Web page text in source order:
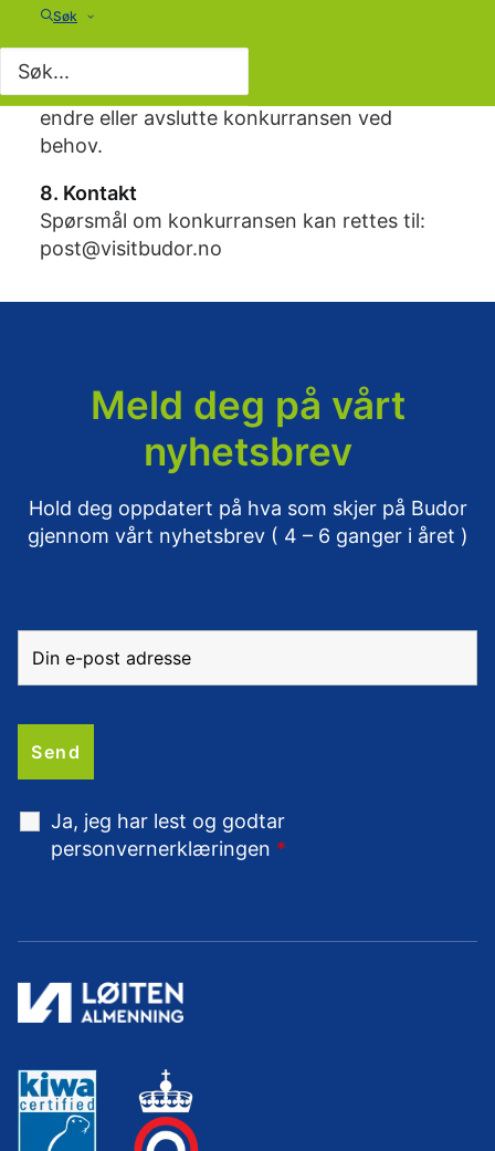
Søk
7. Ansvar og forbehold
tekniske feil.
Arrangøren forbeholder seg retten til å
endre eller avslutte konkurransen ved
behov.
8. Kontakt
Spørsmål om konkurransen kan rettes til:
post@visitbudor.no
Meld deg på vårt
nyhetsbrev
Hold deg oppdatert på hva som skjer på Budor
gjennom vårt nyhetsbrev ( 4 – 6 ganger i året )
Ja, jeg har lest og godtar
personvernerklæringen *